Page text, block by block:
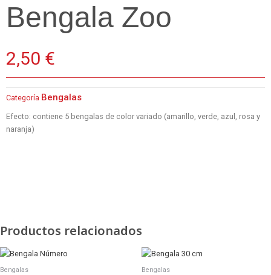
Bengala Zoo
2,50 €
Categoría Bengalas
Efecto: contiene 5 bengalas de color variado (amarillo, verde, azul, rosa y
naranja)
Productos relacionados
Bengalas Bengalas